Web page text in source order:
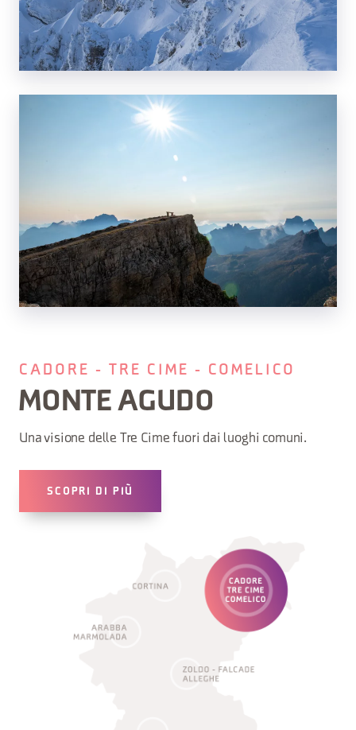
CADORE - TRE CIME - COMELICO
MONTE AGUDO
Una visione delle Tre Cime fuori dai luoghi comuni.
SCOPRI DI PIÙ